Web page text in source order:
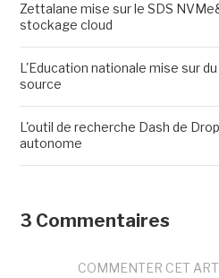
Zettalane mise sur le SDS
stockage cloud
L'Education nationale mise sur
source
L'outil de recherche Dash de
autonome
3 Commentaires
COMMENTER CET